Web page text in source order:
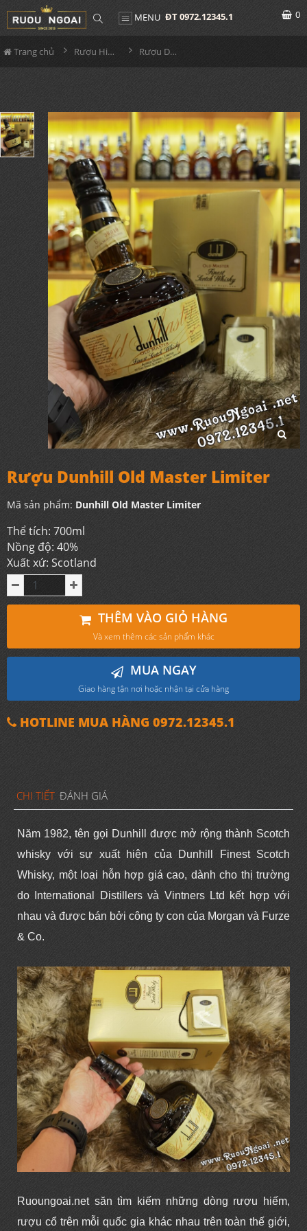
MENU ĐT 0972.12345.1 0
Trang chủ Rượu Hiếm - Cũ Rượu Dunhill Old Master Limiter
Rượu Dunhill Old Master Limiter
Mã sản phẩm: Dunhill Old Master Limiter
Thể tích: 700ml
Nồng độ: 40%
Xuất xứ: Scotland
THÊM VÀO GIỎ HÀNG
Và xem thêm các sản phẩm khác
MUA NGAY
Giao hàng tận nơi hoặc nhận tại cửa hàng
HOTLINE MUA HÀNG 0972.12345.1
CHI TIẾT ĐÁNH GIÁ
Năm 1982, tên gọi Dunhill được mở rộng thành Scotch
whisky với sự xuất hiện của Dunhill Finest Scotch
Whisky, một loại hỗn hợp giá cao, dành cho thị trường
do International Distillers và Vintners Ltd kết hợp với
nhau và được bán bởi công ty con của Morgan và Furze
& Co.
Ruoungoai.net săn tìm kiếm những dòng rượu hiếm,
rượu cổ trên mỗi quốc gia khác nhau trên toàn thế giới,